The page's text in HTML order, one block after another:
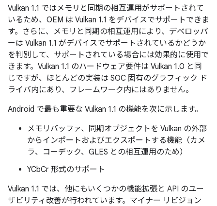
Vulkan 1.1 ではメモリと同期の相互運用がサポートされて
いるため、OEM は Vulkan 1.1 をデバイスでサポートできま
す。さらに、メモリと同期の相互運用により、デベロッパ
ーは Vulkan 1.1 がデバイスでサポートされているかどうか
を判別して、サポートされている場合には効果的に使用で
きます。Vulkan 1.1 のハードウェア要件は Vulkan 1.0 と同
じですが、ほとんどの実装は SOC 固有のグラフィック ド
ライバ内にあり、フレームワーク内にはありません。
Android で最も重要な Vulkan 1.1 の機能を次に示します。
メモリバッファ、同期オブジェクトを Vulkan の外部
からインポートおよびエクスポートする機能（カメ
ラ、コーデック、GLES との相互運用のため）
YCbCr 形式のサポート
Vulkan 1.1 では、他にもいくつかの機能拡張と API のユー
ザビリティ改善が行われています。マイナー リビジョン